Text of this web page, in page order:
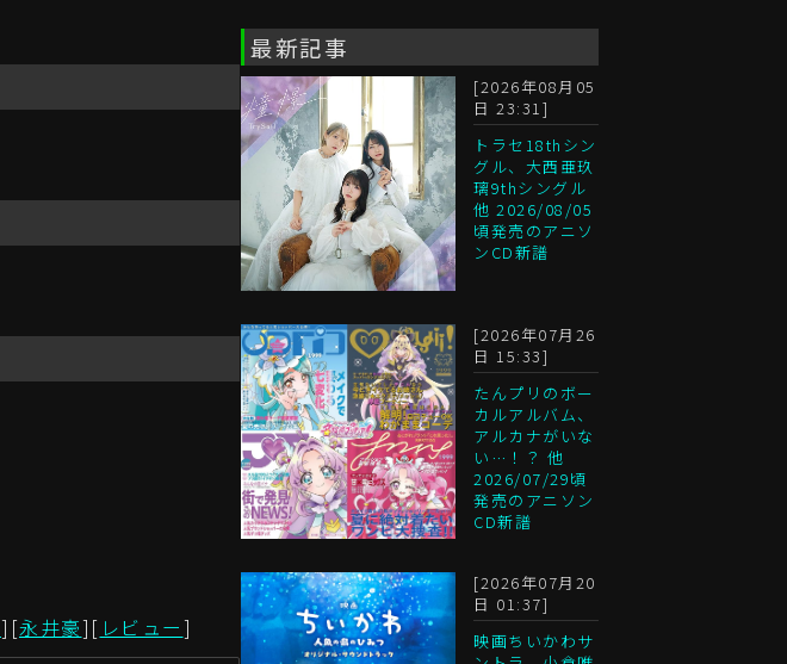
][永井豪][ レビュー]
最新記事
[2026年08月05
日 23:31]
トラセ18thシン
グル、大西亜玖
璃9thシングル
他 2026/08/05
頃発売のアニソ
ンCD新譜
[2026年07月26
日 15:33]
たんプリのボー
カルアルバム、
アルカナがいな
い…！？ 他
2026/07/29頃
発売のアニソン
CD新譜
[2026年07月20
日 01:37]
映画ちいかわサ